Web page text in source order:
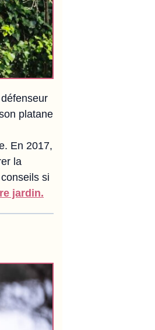
platane
En 2017,
la
si
jardin.